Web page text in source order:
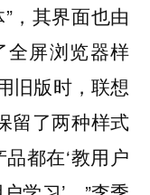
，其界面也由
全屏浏览器样
旧版时，联想
留了两种样式
都在‘教用户